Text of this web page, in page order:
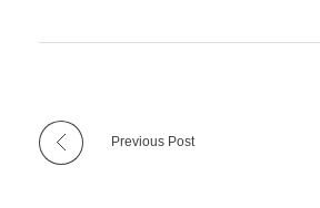
Previous Post